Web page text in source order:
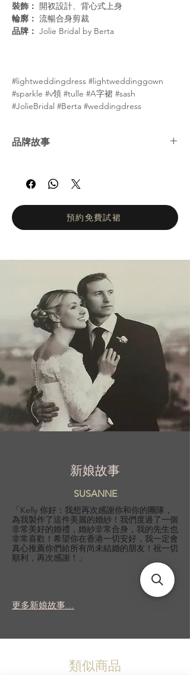
裝飾： 開衩設計、背心式上身
輪廓： 流暢合身剪裁
品牌： Jolie Bridal by Berta
#lightweddingdress #lightweddinggown
#sparkle #v領 #tulle #A字裙 #sash
#JolieBridal #Berta #weddingdress
品牌故事
承精緻簡約的設計理念，精湛的工藝和純粹的
前衛風格。所有禮服均採用透視裙擺和華麗細
品牌。自 2013 年進軍國際市場以來，BERTA
以創紀錄的速度迅速成為家喻戶曉的品牌。
預約免費試裙
新娘故事
SUSANNE
「Kelly 你好：我想再次感謝你和你的團隊，
為我製作了這件美麗的婚紗！我們度過了一個
非常美好的婚禮，婚紗非常合身，我的先生也
非常喜歡！希望你在香港一切安好，我一定會
真心推薦你們給所有尚未結婚的朋友！祝一切
順利，再次感謝！」
更多新娘故事...
類似商品